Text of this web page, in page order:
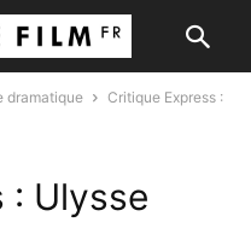
dramatique
Critique Express :
: Ulysse